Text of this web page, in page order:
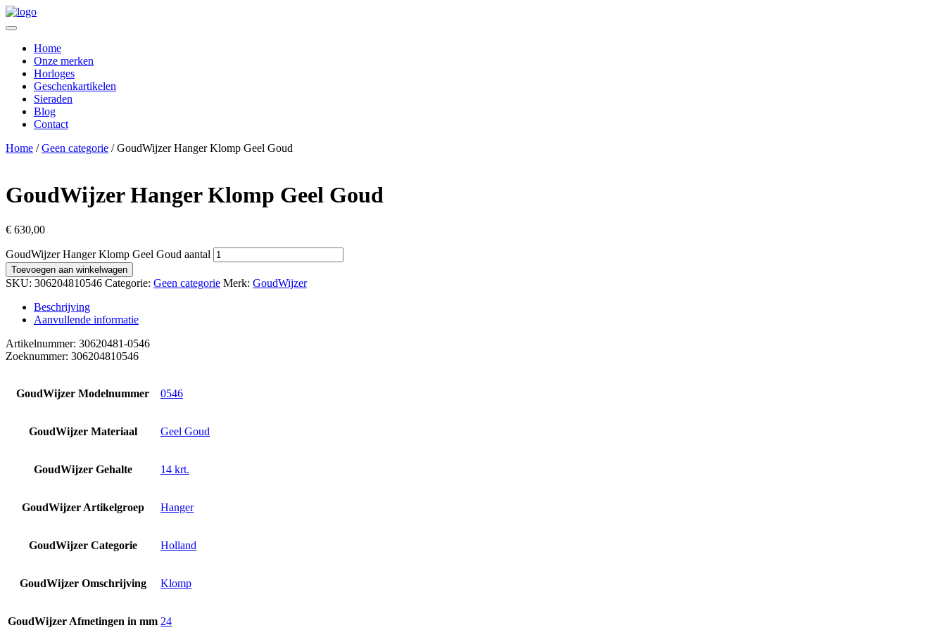
Home
Onze merken
Horloges
Geschenkartikelen
Sieraden
Blog
Contact
Home /Geen categorie / GoudWijzer Hanger Klomp Geel Goud
GoudWijzer Hanger Klomp Geel Goud
€ 630,00
GoudWijzer Hanger Klomp Geel Goud aantal
Toevoegen aan winkelwagen
SKU: 306204810546 Categorie: Geen categorie Merk: GoudWijzer
Beschrijving
Aanvullende informatie
Artikelnummer: 30620481-0546
Zoeknummer: 306204810546
GoudWijzer Modelnummer 0546
GoudWijzer Materiaal Geel Goud
GoudWijzer Gehalte 14 krt.
GoudWijzer Artikelgroep Hanger
GoudWijzer Categorie Holland
GoudWijzer Omschrijving Klomp
GoudWijzer Afmetingen in mm 24